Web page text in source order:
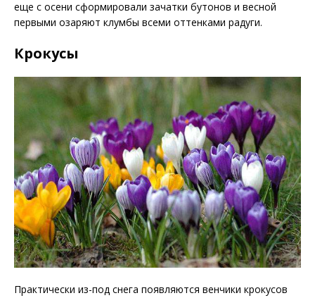
еще с осени сформировали зачатки бутонов и весной
первыми озаряют клумбы всеми оттенками радуги.
Крокусы
Практически из-под снега появляются венчики крокусов